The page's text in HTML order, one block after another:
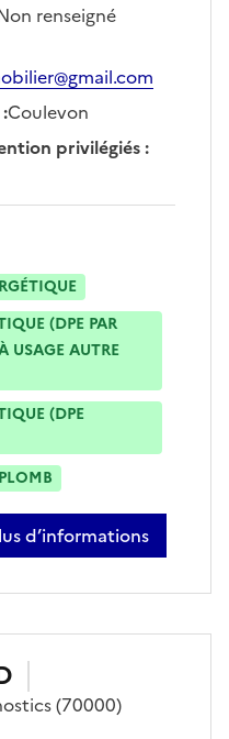
renseigné
:Coulevon
privilégiés:
(DPE PAR
USAGE AUTRE
(DPE
PLOMB
d’informations
belmostefa
(70000)